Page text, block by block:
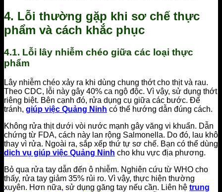
4. Lỗi thường gặp khi sơ chế thực
phẩm và cách khắc phục
4.1. Lỗi lây nhiễm chéo giữa các loại thực
phẩm
Lây nhiễm chéo xảy ra khi dùng chung thớt cho thịt và rau.
Theo CDC, lỗi này gây 40% ca ngộ độc. Vì vậy, sử dụng thớt
riêng biệt. Bên cạnh đó, rửa dụng cụ giữa các bước. Để
tránh, giúp việc Quảng Ninh có thể hướng dẫn đúng cách.
Không rửa thịt dưới vòi nước mạnh gây văng vi khuẩn. Dẫn
chứng từ FDA, cách này lan rộng Salmonella. Do đó, lau khô
thay vì rửa. Ngoài ra, sắp xếp thứ tự sơ chế. Bạn có thể dùng
dịch vụ giúp việc Quảng Ninh cho khu vực địa phương.
Bỏ qua rửa tay dẫn đến ô nhiễm. Nghiên cứu từ WHO cho
thấy, rửa tay giảm 35% rủi ro. Vì vậy, thực hiện thường
xuyên. Hơn nữa, sử dụng găng tay nếu cần. Liên hệ trung